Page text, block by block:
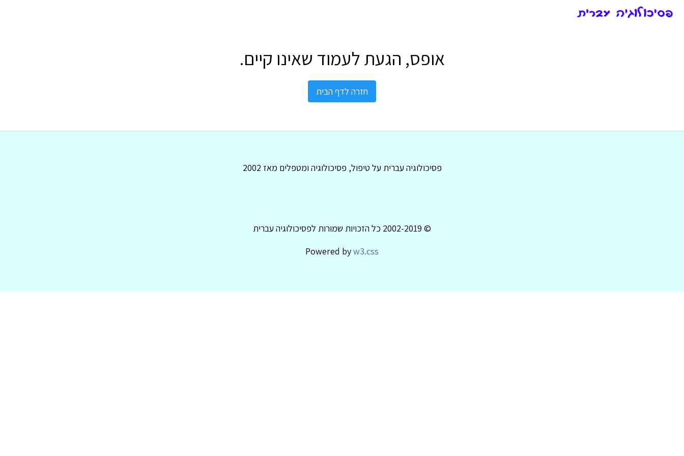
אופס, הגעת לעמוד שאינו קיים.
חזרה לדף הבית
פסיכולוגיה עברית על טיפול, פסיכולוגיה ומטפלים מאז 2002
© 2002-2019 כל הזכויות שמורות לפסיכולוגיה עברית
Powered byw3.css